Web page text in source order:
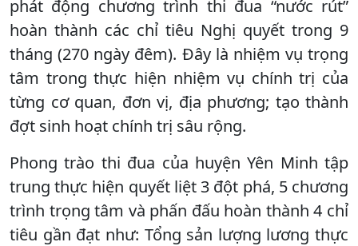
phát động chương trình thi đua “nước rút”
hoàn thành các chỉ tiêu Nghị quyết trong 9
tháng (270 ngày đêm). Đây là nhiệm vụ trọng
tâm trong thực hiện nhiệm vụ chính trị của
từng cơ quan, đơn vị, địa phương; tạo thành
đợt sinh hoạt chính trị sâu rộng.
Phong trào thi đua của huyện Yên Minh tập
trung thực hiện quyết liệt 3 đột phá, 5 chương
trình trọng tâm và phấn đấu hoàn thành 4 chỉ
tiêu gần đạt như: Tổng sản lượng lương thực